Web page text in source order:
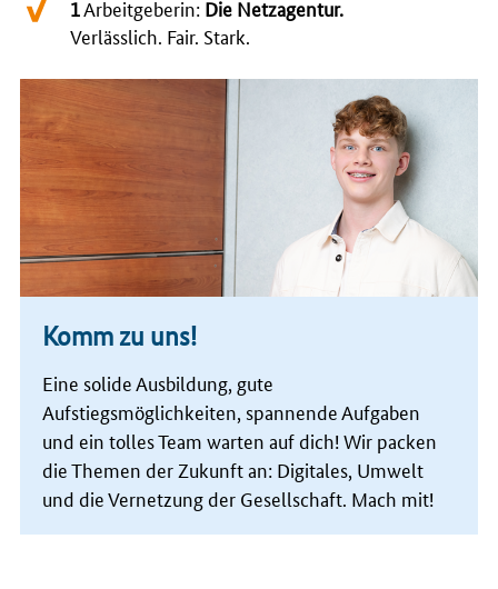
1Arbeitgeberin: Die Netzagentur.
Verlässlich. Fair. Stark.
Komm zu uns!
Eine solide Ausbildung, gute
Aufstiegsmöglichkeiten, spannende Aufgaben
und ein tolles Team warten auf dich! Wir packen
die Themen der Zukunft an: Digitales, Umwelt
und die Vernetzung der Gesellschaft. Mach mit!